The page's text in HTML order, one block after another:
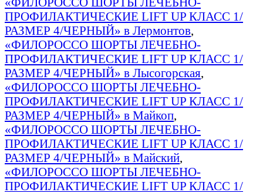
ПРОФИЛАКТИЧЕСКИЕ LIFT UP КЛАСС 1/
РАЗМЕР 4/ЧЕРНЫЙ» в Лермонтов,
«ФИЛОРОССО ШОРТЫ ЛЕЧЕБНО-
ПРОФИЛАКТИЧЕСКИЕ LIFT UP КЛАСС 1/
РАЗМЕР 4/ЧЕРНЫЙ» в Лысогорская,
«ФИЛОРОССО ШОРТЫ ЛЕЧЕБНО-
ПРОФИЛАКТИЧЕСКИЕ LIFT UP КЛАСС 1/
РАЗМЕР 4/ЧЕРНЫЙ» в Майкоп,
«ФИЛОРОССО ШОРТЫ ЛЕЧЕБНО-
ПРОФИЛАКТИЧЕСКИЕ LIFT UP КЛАСС 1/
РАЗМЕР 4/ЧЕРНЫЙ» в Майский,
«ФИЛОРОССО ШОРТЫ ЛЕЧЕБНО-
ПРОФИЛАКТИЧЕСКИЕ LIFT UP КЛАСС 1/